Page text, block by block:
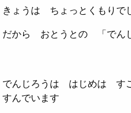
きょうは ちょっとくもりで
だから おとうとの 「でん
でんじろうは はじめは す
すんでいます